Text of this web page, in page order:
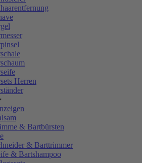
Herren
& Bartbürsten
& Barttrimmer
& Bartshampoo